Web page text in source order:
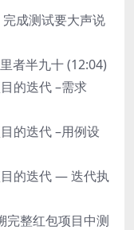
成测试要大声说
者半九十 (12:04)
的迭代 –需求
的迭代 –用例设
的迭代 — 迭代执
完整红包项目中测